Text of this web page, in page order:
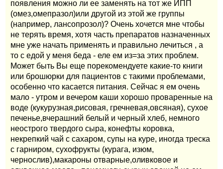
появления можно ли ее заменять на тот же ИПП
(омез,омепразол)или другой из этой же группы
(например, лансопрозол)? Очень хочется мне чтобы
не терять время, хотя часть препаратов назначенных
мне уже начать применять и правильно лечиться , а
то с едой у меня беда - еле ем из=за этих проблем.
Может быть Вы еще порекомендуете какие-то книги
или брошюрки для пациентов с такими проблемами,
особенно что касается питания. Сейчас я ем очень
мало - утром и вечером каши хорошо проваренные на
воде (кукурузная,рисовая, гречневая,овсяная), сухое
печенье,вчерашний белый и черный хлеб, немного
неострого твердого сыра, конефты коровка,
некрепкий чай с сахаром, супы на куре, иногда треска
с гарниром, сухофрукты (курага, изюм,
чернослив),макароны отварные,оливковое и